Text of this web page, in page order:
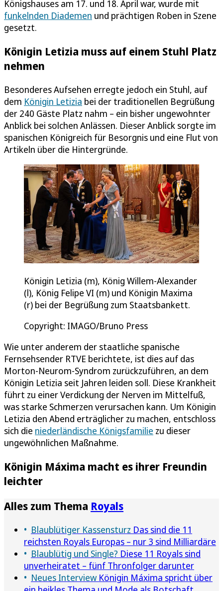
Königshauses am 17. und 18. April war, wurde mit
funkelnden Diademen und prächtigen Roben in Szene
gesetzt.
Königin Letizia muss auf einem Stuhl Platz
nehmen
Besonderes Aufsehen erregte jedoch ein Stuhl, auf
dem Königin Letizia bei der traditionellen Begrüßung
der 240 Gäste Platz nahm – ein bisher ungewohnter
Anblick bei solchen Anlässen. Dieser Anblick sorgte im
spanischen Königreich für Besorgnis und eine Flut von
Artikeln über die Hintergründe.
Königin Letizia (m), König Willem-Alexander
(l), König Felipe VI (m) und Königin Maxima
(r) bei der Begrüßung zum Staatsbankett.
Copyright: IMAGO/Bruno Press
Wie unter anderem der staatliche spanische
Fernsehsender RTVE berichtete, ist dies auf das
Morton-Neurom-Syndrom zurückzuführen, an dem
Königin Letizia seit Jahren leiden soll. Diese Krankheit
führt zu einer Verdickung der Nerven im Mittelfuß,
was starke Schmerzen verursachen kann. Um Königin
Letizia den Abend erträglicher zu machen, entschloss
sich die niederländische Königsfamilie zu dieser
ungewöhnlichen Maßnahme.
Königin Máxima macht es ihrer Freundin
leichter
Alles zum Thema Royals
Blaublütiger Kassensturz Das sind die 11
reichsten Royals Europas – nur 3 sind Milliardäre
Blaublütig und Single? Diese 11 Royals sind
unverheiratet – fünf Thronfolger darunter
Neues Interview Königin Máxima spricht über